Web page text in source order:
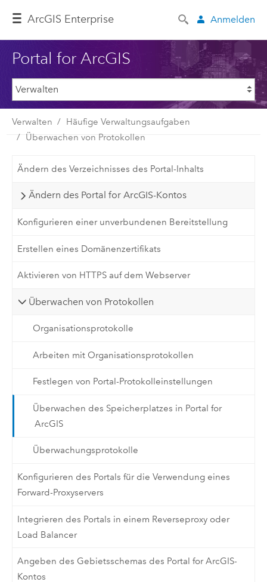
ArcGIS Enterprise Anmelden
Portal for ArcGIS
Verwalten
Häufige Verwaltungsaufgaben
Überwachen von Protokollen
Ändern des Verzeichnisses des Portal-Inhalts
Ändern des Portal for ArcGIS-Kontos
Konfigurieren einer unverbundenen Bereitstellung
Erstellen eines Domänenzertifikats
Aktivieren von HTTPS auf dem Webserver
Überwachen von Protokollen
Organisationsprotokolle
Arbeiten mit Organisationsprotokollen
Festlegen von Portal-Protokolleinstellungen
Überwachen des Speicherplatzes in Portal for
ArcGIS
Überwachungsprotokolle
Konfigurieren des Portals für die Verwendung eines
Forward-Proxyservers
Integrieren des Portals in einem Reverseproxy oder
Load Balancer
Angeben des Gebietsschemas des Portal for ArcGIS-
Kontos